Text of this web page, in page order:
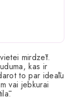
mirdzēt.
kas ir
to par ideālu
vai jebkurai